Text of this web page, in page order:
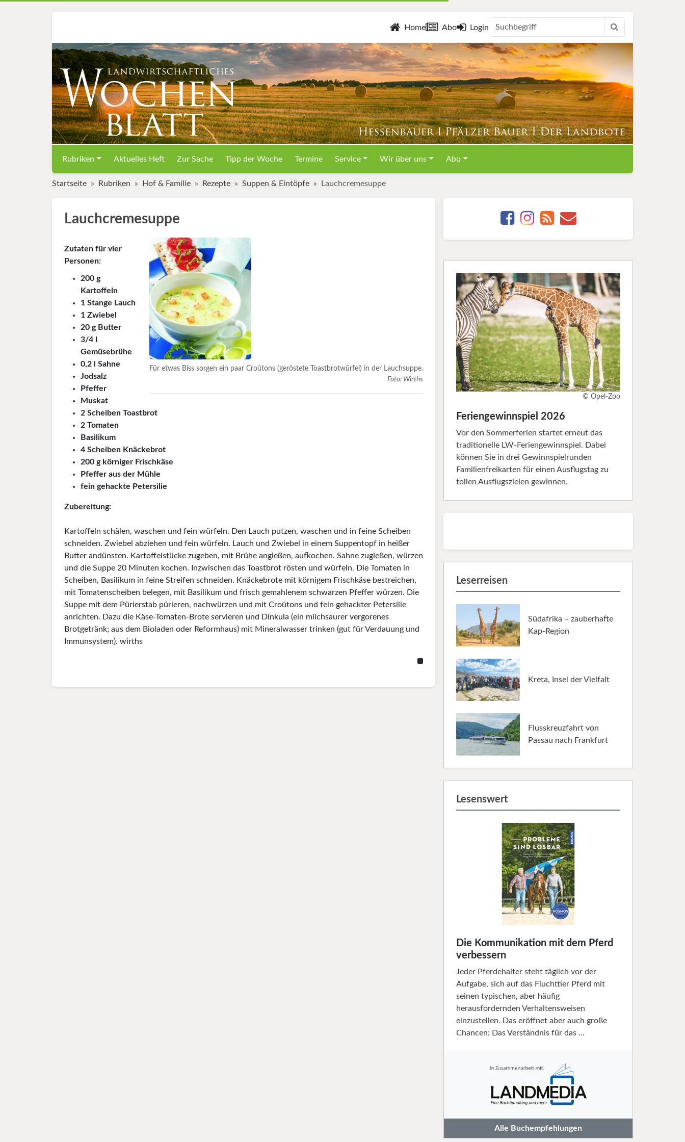
Home Abo Login
Rubriken Aktuelles Heft Zur Sache Tipp der Woche Termine Service Wir über uns Abo
Startseite Rubriken Hof & Familie Rezepte Suppen & Eintöpfe Lauchcremesuppe
Lauchcremesuppe
Für etwas Biss sorgen ein paar Croûtons (geröstete Toastbrotwürfel) in der Lauchsuppe.
Foto: Wirths
Zutaten für vier
Personen:
200 g
Kartoffeln
1 Stange Lauch
1 Zwiebel
20 g Butter
3/4 l
Gemüsebrühe
0,2 l Sahne
Jodsalz
Pfeffer
Muskat
2 Scheiben Toastbrot
2 Tomaten
Basilikum
4 Scheiben Knäckebrot
200 g körniger Frischkäse
Pfeffer aus der Mühle
fein gehackte Petersilie
Zubereitung:
Kartoffeln schälen, waschen und fein würfeln. Den Lauch putzen, waschen und in feine Scheiben
schneiden. Zwiebel abziehen und fein würfeln. Lauch und Zwiebel in einem Suppentopf in heißer
Butter andünsten. Kartoffelstücke zugeben, mit Brühe angießen, aufkochen. Sahne zugießen, würzen
und die Suppe 20 Minuten kochen. Inzwischen das Toastbrot rösten und würfeln. Die Tomaten in
Scheiben, Basilikum in feine Streifen schneiden. Knäckebrote mit körnigem Frischkäse bestreichen,
mit Tomatenscheiben belegen, mit Basilikum und frisch gemahlenem schwarzen Pfeffer würzen. Die
Suppe mit dem Pürierstab pürieren, nachwürzen und mit Croûtons und fein gehackter Petersilie
anrichten. Dazu die Käse-Tomaten-Brote servieren und Dinkula (ein milchsaurer vergorenes
Brotgetränk; aus dem Bioladen oder Re­formhaus) mit Mineralwasser trinken (gut für Verdauung und
Immunsystem). wirths
© Opel-Zoo
Feriengewinnspiel 2026
Vor den Sommerferien startet erneut das
traditionelle LW-Feriengewinnspiel. Dabei
können Sie in drei Gewinnspielrunden
Familienfreikarten für einen Ausflugstag zu
tollen Ausflugszielen gewinnen.
Leserreisen
Südafrika – zauberhafte
Kap-Region
Kreta, Insel der Vielfalt
Flusskreuzfahrt von
Passau nach Frankfurt
Lesenswert
Die Kommunikation mit dem Pferd
verbessern
Jeder Pferdehalter steht täglich vor der
Aufgabe, sich auf das Fluchttier Pferd mit
seinen typischen, aber häufig
herausfordernden Verhaltensweisen
einzustellen. Das eröffnet aber auch große
Chancen: Das Verständnis für das …
Alle Buchempfehlungen